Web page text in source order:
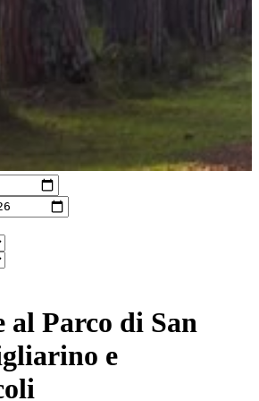
al Parco di San
e